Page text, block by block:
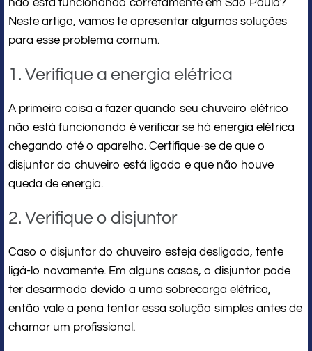
Neste artigo, vamos te apresentar algumas soluções
para esse problema comum.
1. Verifique a energia elétrica
A primeira coisa a fazer quando seu chuveiro elétrico
não está funcionando é verificar se há energia elétrica
chegando até o aparelho. Certifique-se de que o
disjuntor do chuveiro está ligado e que não houve
queda de energia.
2. Verifique o disjuntor
Caso o disjuntor do chuveiro esteja desligado, tente
ligá-lo novamente. Em alguns casos, o disjuntor pode
ter desarmado devido a uma sobrecarga elétrica,
então vale a pena tentar essa solução simples antes de
chamar um profissional.